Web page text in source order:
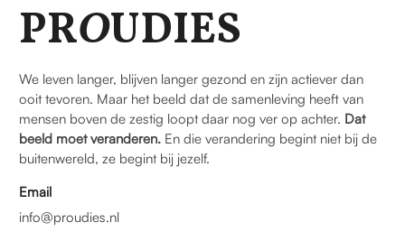
PROUDIES
We leven langer, blijven langer gezond en zijn actiever dan
ooit tevoren. Maar het beeld dat de samenleving heeft van
mensen boven de zestig loopt daar nog ver op achter. Dat
beeld moet veranderen. En die verandering begint niet bij de
buitenwereld, ze begint bij jezelf.
Email
info@proudies.nl